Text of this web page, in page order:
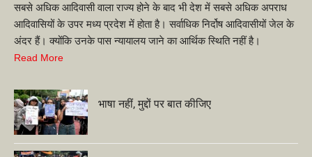
सबसे अधिक आदिवासी वाला राज्य होने के बाद भी देश में सबसे अधिक अपराध
आदिवासियों के उपर मध्य प्रदेश में होता है। सर्वाधिक निर्दोष आदिवासीयों जेल के
अंदर हैं। क्योंकि उनके पास न्यायालय जाने का आर्थिक स्थिति नहीं है।
Read More
भाषा नहीं, मुद्दों पर बात कीजिए